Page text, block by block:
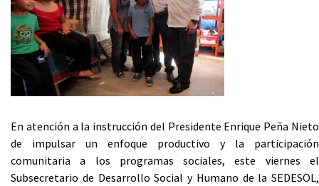
En atención a la instrucción del Presidente Enrique Peña Nieto
de impulsar un enfoque productivo y la participación
comunitaria a los programas sociales, este viernes el
Subsecretario de Desarrollo Social y Humano de la SEDESOL,